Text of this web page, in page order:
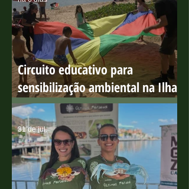
MAIS RECENTE
Circuito educativo para
sensibilização ambiental na Ilha
do Boi
há 6 dias